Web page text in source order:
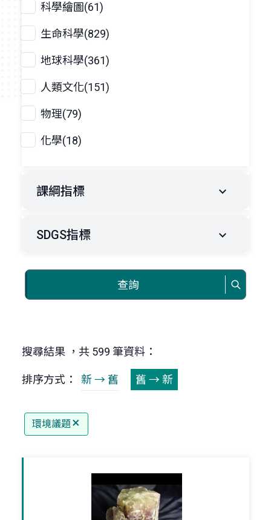
科學繪圖(61)
生命科學(829)
地球科學(361)
人類文化(151)
物理(79)
化學(18)
課綱指標
SDGS指標
查詢
搜尋結果 ，共 599 筆資料：
排序方式： 新 → 舊 舊 → 新
環境議題